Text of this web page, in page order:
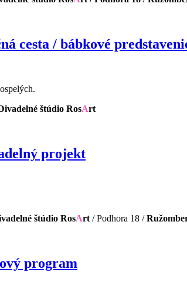
cesta / bábkové
štúdio RosArt
projekt
štúdio RosArt / Podhora 18 /
program